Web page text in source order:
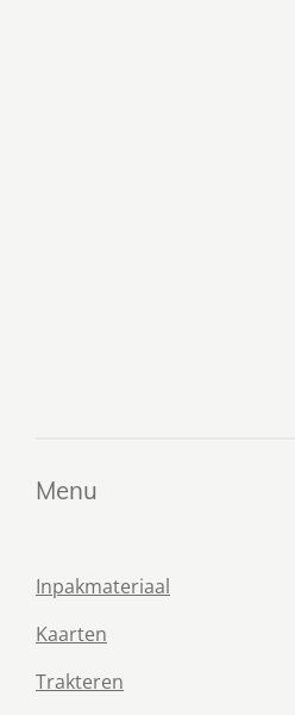
Menu
Inpakmateriaal
Kaarten
Trakteren